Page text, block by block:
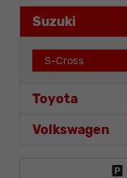
Suzuki
S-Cross
Toyota
Volkswagen